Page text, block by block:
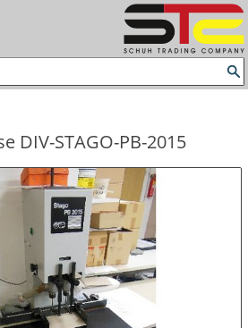
DIV-STAGO-PB-2015